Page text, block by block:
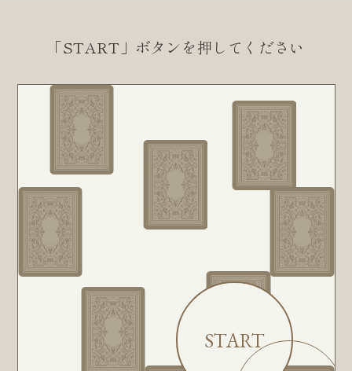
「START」ボタンを押してください
START